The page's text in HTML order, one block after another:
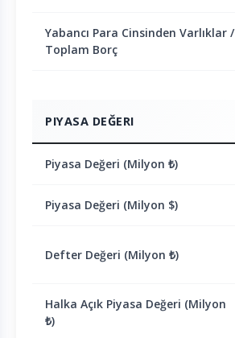
Yabancı Para Cinsinden Varlıklar /
Toplam Borç
PIYASA DEĞERI
Piyasa Değeri (Milyon ₺)
Piyasa Değeri (Milyon $)
Defter Değeri (Milyon ₺)
Halka Açık Piyasa Değeri (Milyon
₺)